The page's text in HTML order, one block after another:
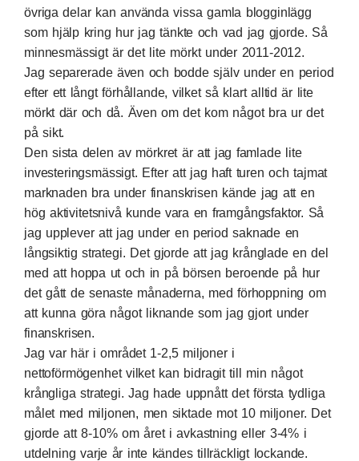
övriga delar kan använda vissa gamla blogginlägg
som hjälp kring hur jag tänkte och vad jag gjorde. Så
minnesmässigt är det lite mörkt under 2011-2012.
Jag separerade även och bodde själv under en period
efter ett långt förhållande, vilket så klart alltid är lite
mörkt där och då. Även om det kom något bra ur det
på sikt.
Den sista delen av mörkret är att jag famlade lite
investeringsmässigt. Efter att jag haft turen och tajmat
marknaden bra under finanskrisen kände jag att en
hög aktivitetsnivå kunde vara en framgångsfaktor. Så
jag upplever att jag under en period saknade en
långsiktig strategi. Det gjorde att jag krånglade en del
med att hoppa ut och in på börsen beroende på hur
det gått de senaste månaderna, med förhoppning om
att kunna göra något liknande som jag gjort under
finanskrisen.
Jag var här i området 1-2,5 miljoner i
nettoförmögenhet vilket kan bidragit till min något
krångliga strategi. Jag hade uppnått det första tydliga
målet med miljonen, men siktade mot 10 miljoner. Det
gjorde att 8-10% om året i avkastning eller 3-4% i
utdelning varje år inte kändes tillräckligt lockande.